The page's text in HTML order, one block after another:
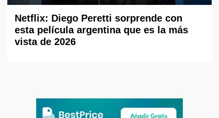
Netflix: Diego Peretti sorprende con
esta película argentina que es la más
vista de 2026